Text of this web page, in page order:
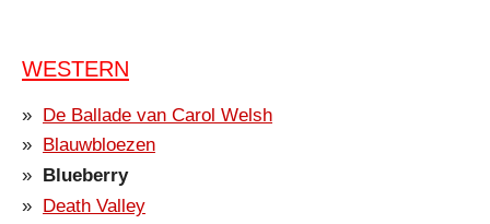
WESTERN
De Ballade van Carol Welsh
Blauwbloezen
Blueberry
Death Valley